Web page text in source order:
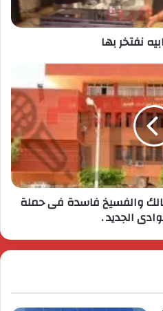
نفتخر بها
والفسيخ فاسدة فى حملة
الجديد .